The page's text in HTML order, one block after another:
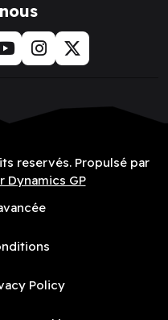
reservés. Propulsé par
Dynamics GP
Policy